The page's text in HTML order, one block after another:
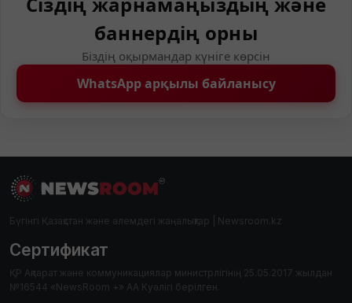
баннердің орны
Біздің оқырмандар күніге көрсін
WhatsApp арқылы байланысу
Бүгінгі Қазақстан және әлемдегі жаңалықтар | Newsroom.kz
Сертификат
ҚР Ақпарат және коммуникациялар министрлігінің 25.05.2017 жылдан
№16544 «NewsRoom +» АА Куәлігі берілген.